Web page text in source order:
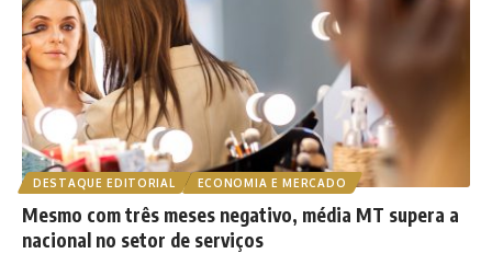
DESTAQUE EDITORIAL ECONOMIA E MERCADO
Mesmo com três meses negativo, média MT supera a
nacional no setor de serviços